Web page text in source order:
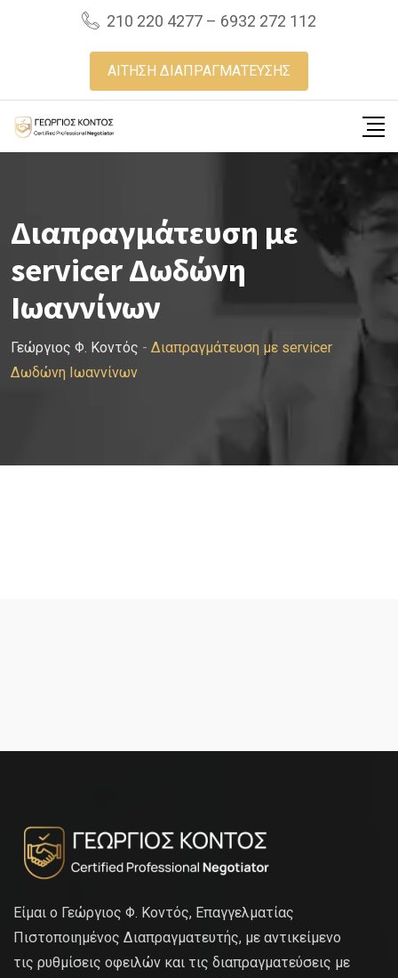
210 220 4277 – 6932 272 112
ΑΙΤΗΣΗ ΔΙΑΠΡΑΓΜΑΤΕΥΣΗΣ
Διαπραγμάτευση με
servicer Δωδώνη
Ιωαννίνων
Γεώργιος Φ. Κοντός - Διαπραγμάτευση με servicer
Δωδώνη Ιωαννίνων
Είμαι ο Γεώργιος Φ. Κοντός, Επαγγελματίας
Πιστοποιημένος Διαπραγματευτής, με αντικείμενο
τις ρυθμίσεις οφειλών και τις διαπραγματεύσεις με